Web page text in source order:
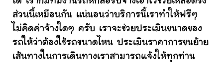
ส่วนนี้เหมือนกัน แน่นอนว่าบริการนี้เราทำให้ฟรีๆ
ไม่คิดค่าจ้างใดๆ ครับ เราจะช่วยประเมินขนาดของ
รถให้ว่าต้องใช้รถขนาดไหน ประเมินราคาการขนย้าย
เส้นทางในการเดินทางเราสามารถแจ้งให้ทุกท่าน